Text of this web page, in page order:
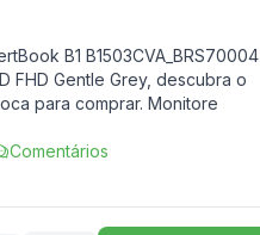
B1 B1503CVA_BRS70004
FHD Gentle Grey, descubra o
para comprar. Monitore
Comentários